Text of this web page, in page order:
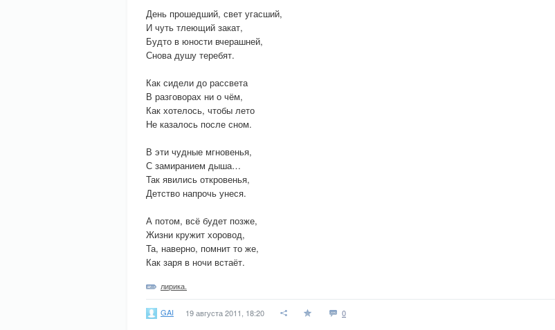
День прошедший, свет угасший,
И чуть тлеющий закат,
Будто в юности вчерашней,
Снова душу теребят.
Как сидели до рассвета
В разговорах ни о чём,
Как хотелось, чтобы лето
Не казалось после сном.
В эти чудные мгновенья,
С замиранием дыша…
Так явились откровенья,
Детство напрочь унеся.
А потом, всё будет позже,
Жизни кружит хоровод,
Та, наверно, помнит то же,
Как заря в ночи встаёт.
лирика.
GAI 19 августа 2011, 18:20 0